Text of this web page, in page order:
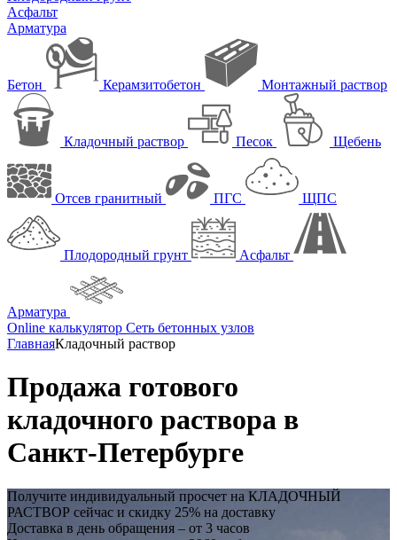
Асфальт
Арматура
Бетон Керамзитобетон Монтажный раствор
Кладочный раствор Песок Щебень
Отсев гранитный ПГС ЩПС
Плодородный грунт Асфальт
Арматура
Online калькулятор Сеть бетонных узлов
ГлавнаяКладочный раствор
Продажа готового
кладочного раствора в
Санкт-Петербурге
Получите индивидуальный просчет на КЛАДОЧНЫЙ
РАСТВОР сейчас и скидку 25% на доставку
Доставка в день обращения – от 3 часов